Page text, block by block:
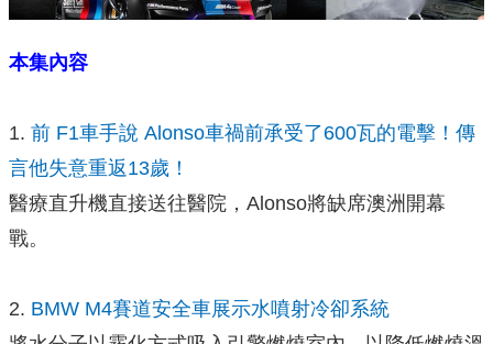
本集內容
1. 前 F1車手說 Alonso車禍前承受了600瓦的電擊！ 傳
言他失意重返13歲！
醫療直升機直接送往醫院，Alonso將缺席澳洲開幕
戰。
2. BMW M4賽道安全車展示水噴射冷卻系統